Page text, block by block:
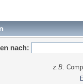
nach:
z.B.